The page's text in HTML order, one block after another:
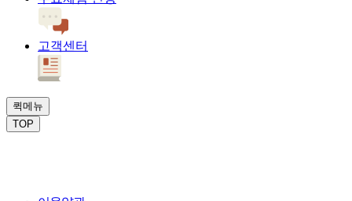
고객센터
퀵메뉴
TOP